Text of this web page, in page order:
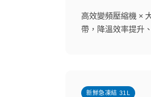
高效變頻壓縮機 ×
帶，降溫效率提升
新鮮急凍結 31L